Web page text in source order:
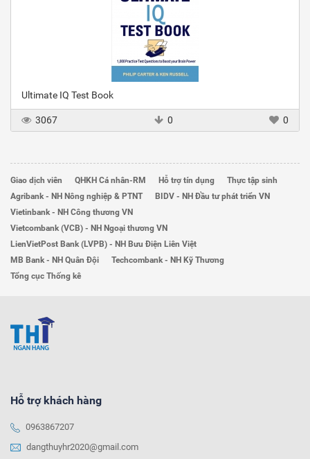
Ultimate IQ Test Book
3067 0 0
Giao dịch viên QHKH Cá nhân-RM Hỗ trợ tín dụng
Thực tập sinh
Agribank - NH Nông nghiệp & PTNT
BIDV - NH Đầu tư phát triển VN
Vietinbank - NH Công thương VN
Vietcombank (VCB) - NH Ngoại thương VN
LienVietPost Bank (LVPB) - NH Bưu Điện Liên Việt
MB Bank - NH Quân Đội
Techcombank - NH Kỹ Thương
Tổng cục Thống kê
Hỗ trợ khách hàng
0963867207
dangthuyhr2020@gmail.com